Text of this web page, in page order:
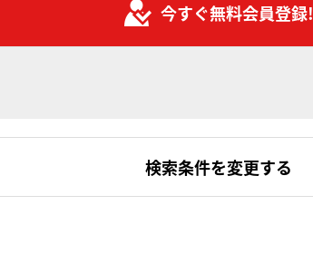
今すぐ無料会員登録!
検索条件を変更する